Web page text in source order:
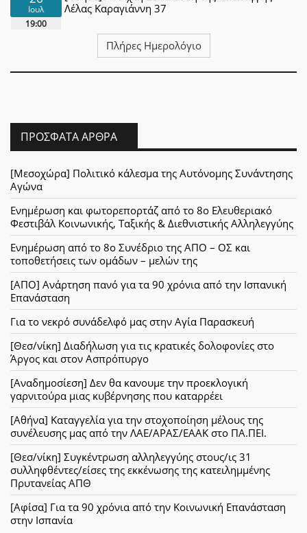
Ιουλ
19:00
Λέλας Καραγιάννη 37
Πλήρες Ημερολόγιο
ΠΡΌΣΦΑΤΑ ΆΡΘΡΑ
[Μεσοχώρα] Πολιτικό κάλεσμα της Αυτόνομης Συνάντησης
Αγώνα
Ενημέρωση και φωτορεπορτάζ από το 8ο Ελευθεριακό
Φεστιβάλ Κοινωνικής, Ταξικής & Διεθνιστικής Αλληλεγγύης
Ενημέρωση από το 8ο Συνέδριο της ΑΠΟ – ΟΣ και
τοποθετήσεις των ομάδων – μελών της
[ΑΠΟ] Ανάρτηση πανό για τα 90 χρόνια από την Ισπανική
Επανάσταση
Για το νεκρό συνάδελφό μας στην Αγία Παρασκευή
[Θεσ/νίκη] Διαδήλωση για τις κρατικές δολοφονίες στο
Άργος και στον Ασπρόπυργο
[Αναδημοσίεση] Δεν θα κανουμε την προεκλογική
γαρνιτούρα μιας κυβέρνησης που καταρρέει
[Αθήνα] Καταγγελία για την στοχοποίηση μέλους της
συνέλευσης μας από την ΛΑΕ/ΑΡΑΣ/ΕΑΑΚ στο ΠΑ.ΠΕΙ.
[Θεσ/νίκη] Συγκέντρωση αλληλεγγύης στους/ις 31
συλληφθέντες/είσες της εκκένωσης της κατειλημμένης
Πρυτανείας ΑΠΘ
[Αφίσα] Για τα 90 χρόνια από την Κοινωνική Επανάσταση
στην Ισπανία